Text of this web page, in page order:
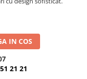
IN COS
21 21